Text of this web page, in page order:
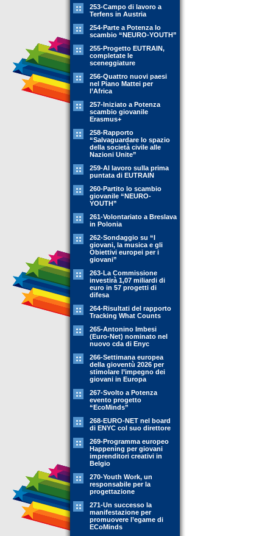
253-Campo di lavoro a
Terfens in Austria
254-Parte a Potenza lo
scambio “NEURO-YOUTH”
255-Progetto EUTRAIN,
completate le
sceneggiature
256-Quattro nuovi paesi
nel Piano Mattei per
l’Africa
257-Iniziato a Potenza
scambio giovanile
Erasmus+
258-Rapporto
“Salvaguardare lo spazio
della società civile alle
Nazioni Unite”
259-Al lavoro sulla prima
puntata di EUTRAIN
260-Partito lo scambio
giovanile “NEURO-
YOUTH”
261-Volontariato a Breslava
in Polonia
262-Sondaggio su “I
giovani, la musica e gli
Obiettivi europei per i
giovani”
263-La Commissione
investirà 1,07 miliardi di
euro in 57 progetti di
difesa
264-Risultati del rapporto
Tracking What Counts
265-Antonino Imbesi
(Euro-Net) nominato nel
nuovo cda di Enyc
266-Settimana europea
della gioventù 2026 per
stimolare l’impegno dei
giovani in Europa
267-Svolto a Potenza
evento progetto
“EcoMinds”
268-EURO-NET nel board
di ENYC col suo direttore
269-Programma europeo
Happening per giovani
imprenditori creativi in
Belgio
270-Youth Work, un
responsabile per la
progettazione
271-Un successo la
manifestazione per
promuovere l’egame di
ECoMinds